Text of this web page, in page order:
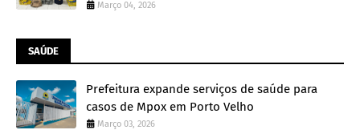
Março 04, 2026
SAÚDE
Prefeitura expande serviços de saúde para
casos de Mpox em Porto Velho
Março 03, 2026